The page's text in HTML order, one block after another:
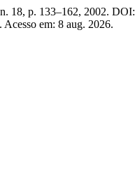
18, p. 133–162, 2002. DOI:
. Acesso em: 8 aug. 2026.